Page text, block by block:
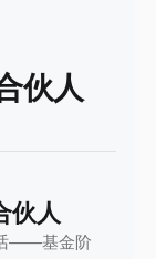
伙人
伙人
——基金阶